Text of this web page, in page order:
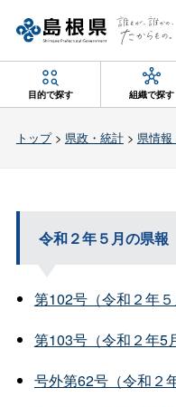
目的で探す 組織で探す
トップ> 県政・統計> 県情
令和２年５月の県報
第102号（令和２年
第103号（令和２年5
号外第62号（令和２